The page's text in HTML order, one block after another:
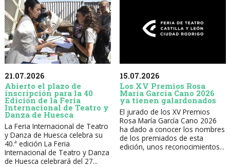
21.07.2026
Abierto el plazo de
inscripción para la 40
Edición de la Feria
Internacional de Teatro y
Danza de Huesca
La Feria Internacional de Teatro
y Danza de Huesca celebra su
40.ª edición La Feria
Internacional de Teatro y Danza
de Huesca celebrará del 27...
15.07.2026
Los XV Premios Rosa
María García Cano 2026
ya tienen galardonados
El jurado de los XV Premios
Rosa María García Cano 2026
ha dado a conocer los nombres
de los premiados de esta
edición, unos reconocimientos...